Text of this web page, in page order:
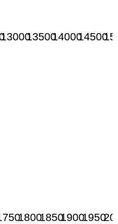
13000135001400014500
1800185019001950